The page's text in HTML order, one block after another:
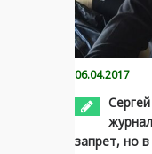
06.04.2017
запрет, но